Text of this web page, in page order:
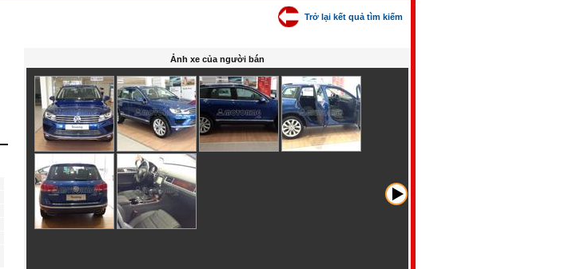
Trở lại kết quả tìm kiếm
Ảnh xe của người bán